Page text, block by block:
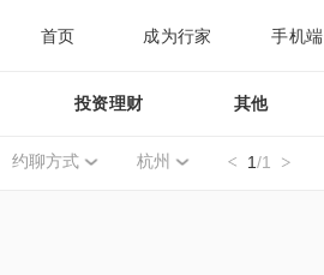
首页 成为行家 手机端
投资理财 其他
约聊方式 杭州 1/1